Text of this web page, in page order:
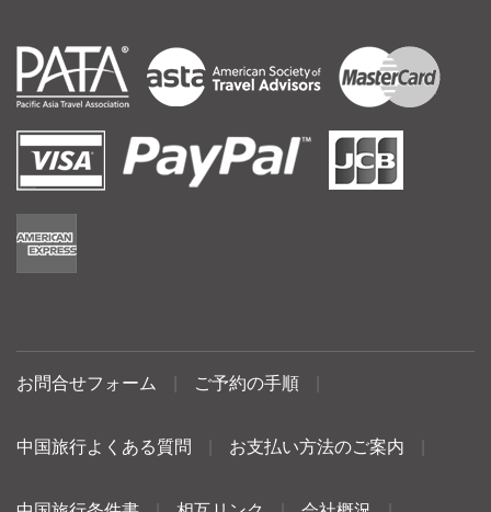
お問合せフォーム ご予約の手順
中国旅行よくある質問 お支払い方法のご案内